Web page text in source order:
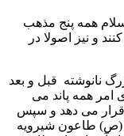
همه پنج مذهب
و نیز اصولا در
نانوشته قبل و بعد
امر همه پاند می
قرار می دهد و سپس
(ص) طاعون شیرویه